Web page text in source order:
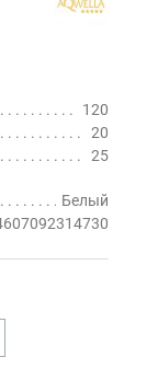
120
20
25
Белый